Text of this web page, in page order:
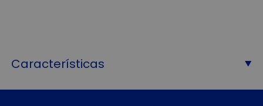
Características